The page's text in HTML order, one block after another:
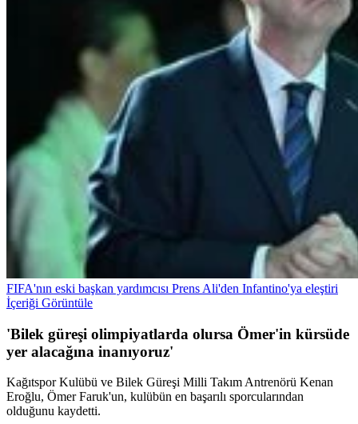
FIFA'nın eski başkan yardımcısı Prens Ali'den Infantino'ya eleştiri
İçeriği Görüntüle
'Bilek güreşi olimpiyatlarda olursa Ömer'in kürsüde
yer alacağına inanıyoruz'
Kağıtspor Kulübü ve Bilek Güreşi Milli Takım Antrenörü Kenan
Eroğlu, Ömer Faruk'un, kulübün en başarılı sporcularından
olduğunu kaydetti.